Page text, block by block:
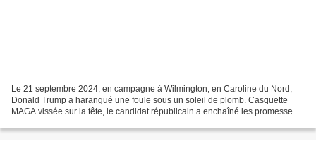
Le 21 septembre 2024, en campagne à Wilmington, en Caroline du Nord,
Donald Trump a harangué une foule sous un soleil de plomb. Casquette
MAGA vissée sur la tête, le candidat républicain a enchaîné les promesses.